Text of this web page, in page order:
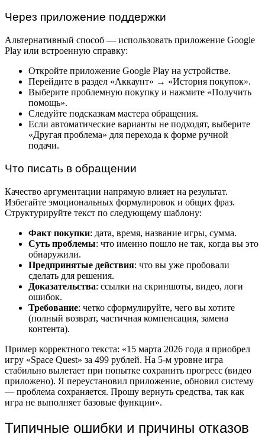
Через приложение поддержки
Альтернативный способ — использовать приложение Google
Play или встроенную справку:
Откройте приложение Google Play на устройстве.
Перейдите в раздел «Аккаунт» → «История покупок».
Выберите проблемную покупку и нажмите «Получить
помощь».
Следуйте подсказкам мастера обращения.
Если автоматические варианты не подходят, выберите
«Другая проблема» для перехода к форме ручной
подачи.
Что писать в обращении
Качество аргументации напрямую влияет на результат.
Избегайте эмоциональных формулировок и общих фраз.
Структурируйте текст по следующему шаблону:
Факт покупки: дата, время, название игры, сумма.
Суть проблемы: что именно пошло не так, когда вы это
обнаружили.
Предпринятые действия: что вы уже пробовали
сделать для решения.
Доказательства: ссылки на скриншоты, видео, логи
ошибок.
Требование: четко сформулируйте, чего вы хотите
(полный возврат, частичная компенсация, замена
контента).
Пример корректного текста: «15 марта 2026 года я приобрел
игру «Space Quest» за 499 рублей. На 5-м уровне игра
стабильно вылетает при попытке сохранить прогресс (видео
приложено). Я переустановил приложение, обновил систему
— проблема сохраняется. Прошу вернуть средства, так как
игра не выполняет базовые функции».
Типичные ошибки и причины отказов